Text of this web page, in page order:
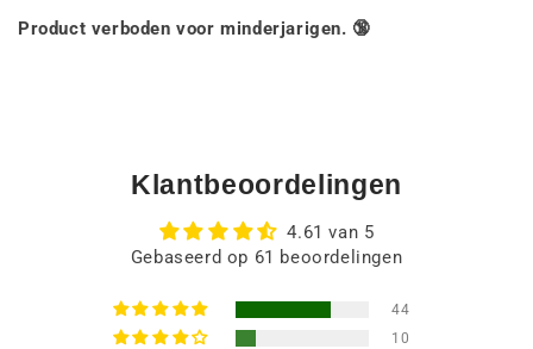
Product verboden voor minderjarigen. 🔞
Klantbeoordelingen
4.61 van 5
Gebaseerd op 61 beoordelingen
44
10